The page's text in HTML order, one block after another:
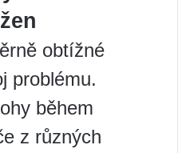
obtížné
problému.
během
z různých